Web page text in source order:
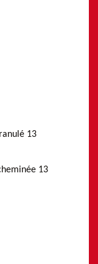
13
13